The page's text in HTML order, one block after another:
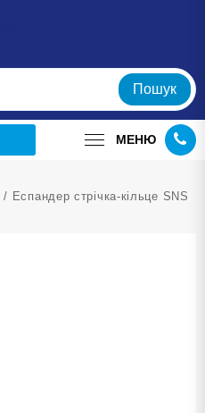
Пошук
МЕНЮ
/ Еспандер стрічка-кільце SNS